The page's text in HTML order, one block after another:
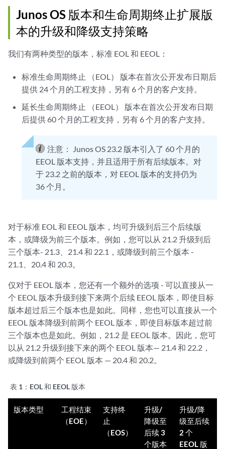
Junos OS 版本和生命周期终止扩展版
本的升级和降级支持策略
我们有两种类型的版本，标准 EOL 和 EEOL：
标准生命周期终止 （EOL） 版本在首次公开发布日期后
提供 24 个月的工程支持，另有 6 个月的客户支持。
延长生命周期终止 （EEOL） 版本在首次公开发布日期
后提供 60 个月的工程支持，另有 6 个月的客户支持。
注意：
Junos OS 23.2 版本引入了 60 个月的
EEOL 版本支持，并且适用于所有后续版本。对
于 23.2 之前的版本，对 EEOL 版本的支持仍为
36 个月。
对于标准 EOL 和 EEOL 版本，均可升级到后三个后续版
本，或降级为前三个版本。例如，您可以从 21.2 升级到后
三个版本- 21.3、21.4 和 22.1，或降级到前三个版本 -
21.1、20.4 和 20.3。
仅对于 EEOL 版本，您还有一个额外的选项 - 可以直接从一
个 EEOL 版本升级到接下来两个后续 EEOL 版本，即使目标
版本超过后三个版本也是如此。同样，您也可以直接从一个
EEOL 版本降级到前两个 EEOL 版本，即使目标版本超过前
三个版本也是如此。例如，21.2 是 EEOL 版本。因此，您可
以从 21.2 升级到接下来的两个 EEOL 版本— 21.4 和 22.2，
或降级到前两个 EEOL 版本 — 20.4 和 20.2。
表 1： EOL 和 EEOL 版本
版本类型
工程结束
（EOE）
支持终
止
（EOS）
升级/
降级至
后续 3
个版本
升级/降
级至后续
2 个
EEOL 版